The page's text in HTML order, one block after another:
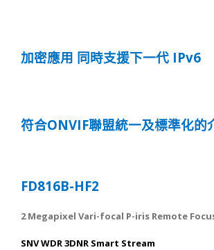
加密應用 同時支援下一代 IPv6
符合ONVIF聯盟統一及標準化的
FD816B-HF2
2 Megapixel Vari-focal P-iris Remote
SNV WDR 3DNR Smart Stream